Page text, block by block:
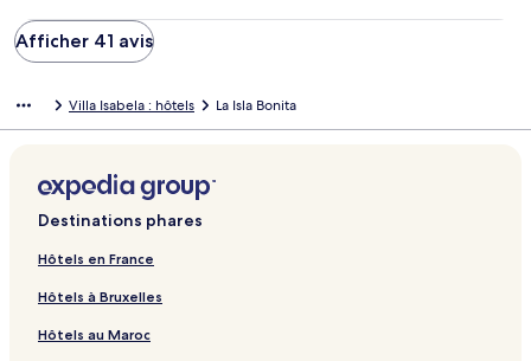
Afficher 41 avis
Villa Isabela : hôtels La Isla Bonita
Destinations phares
Hôtels en France
Hôtels à Bruxelles
Hôtels au Maroc